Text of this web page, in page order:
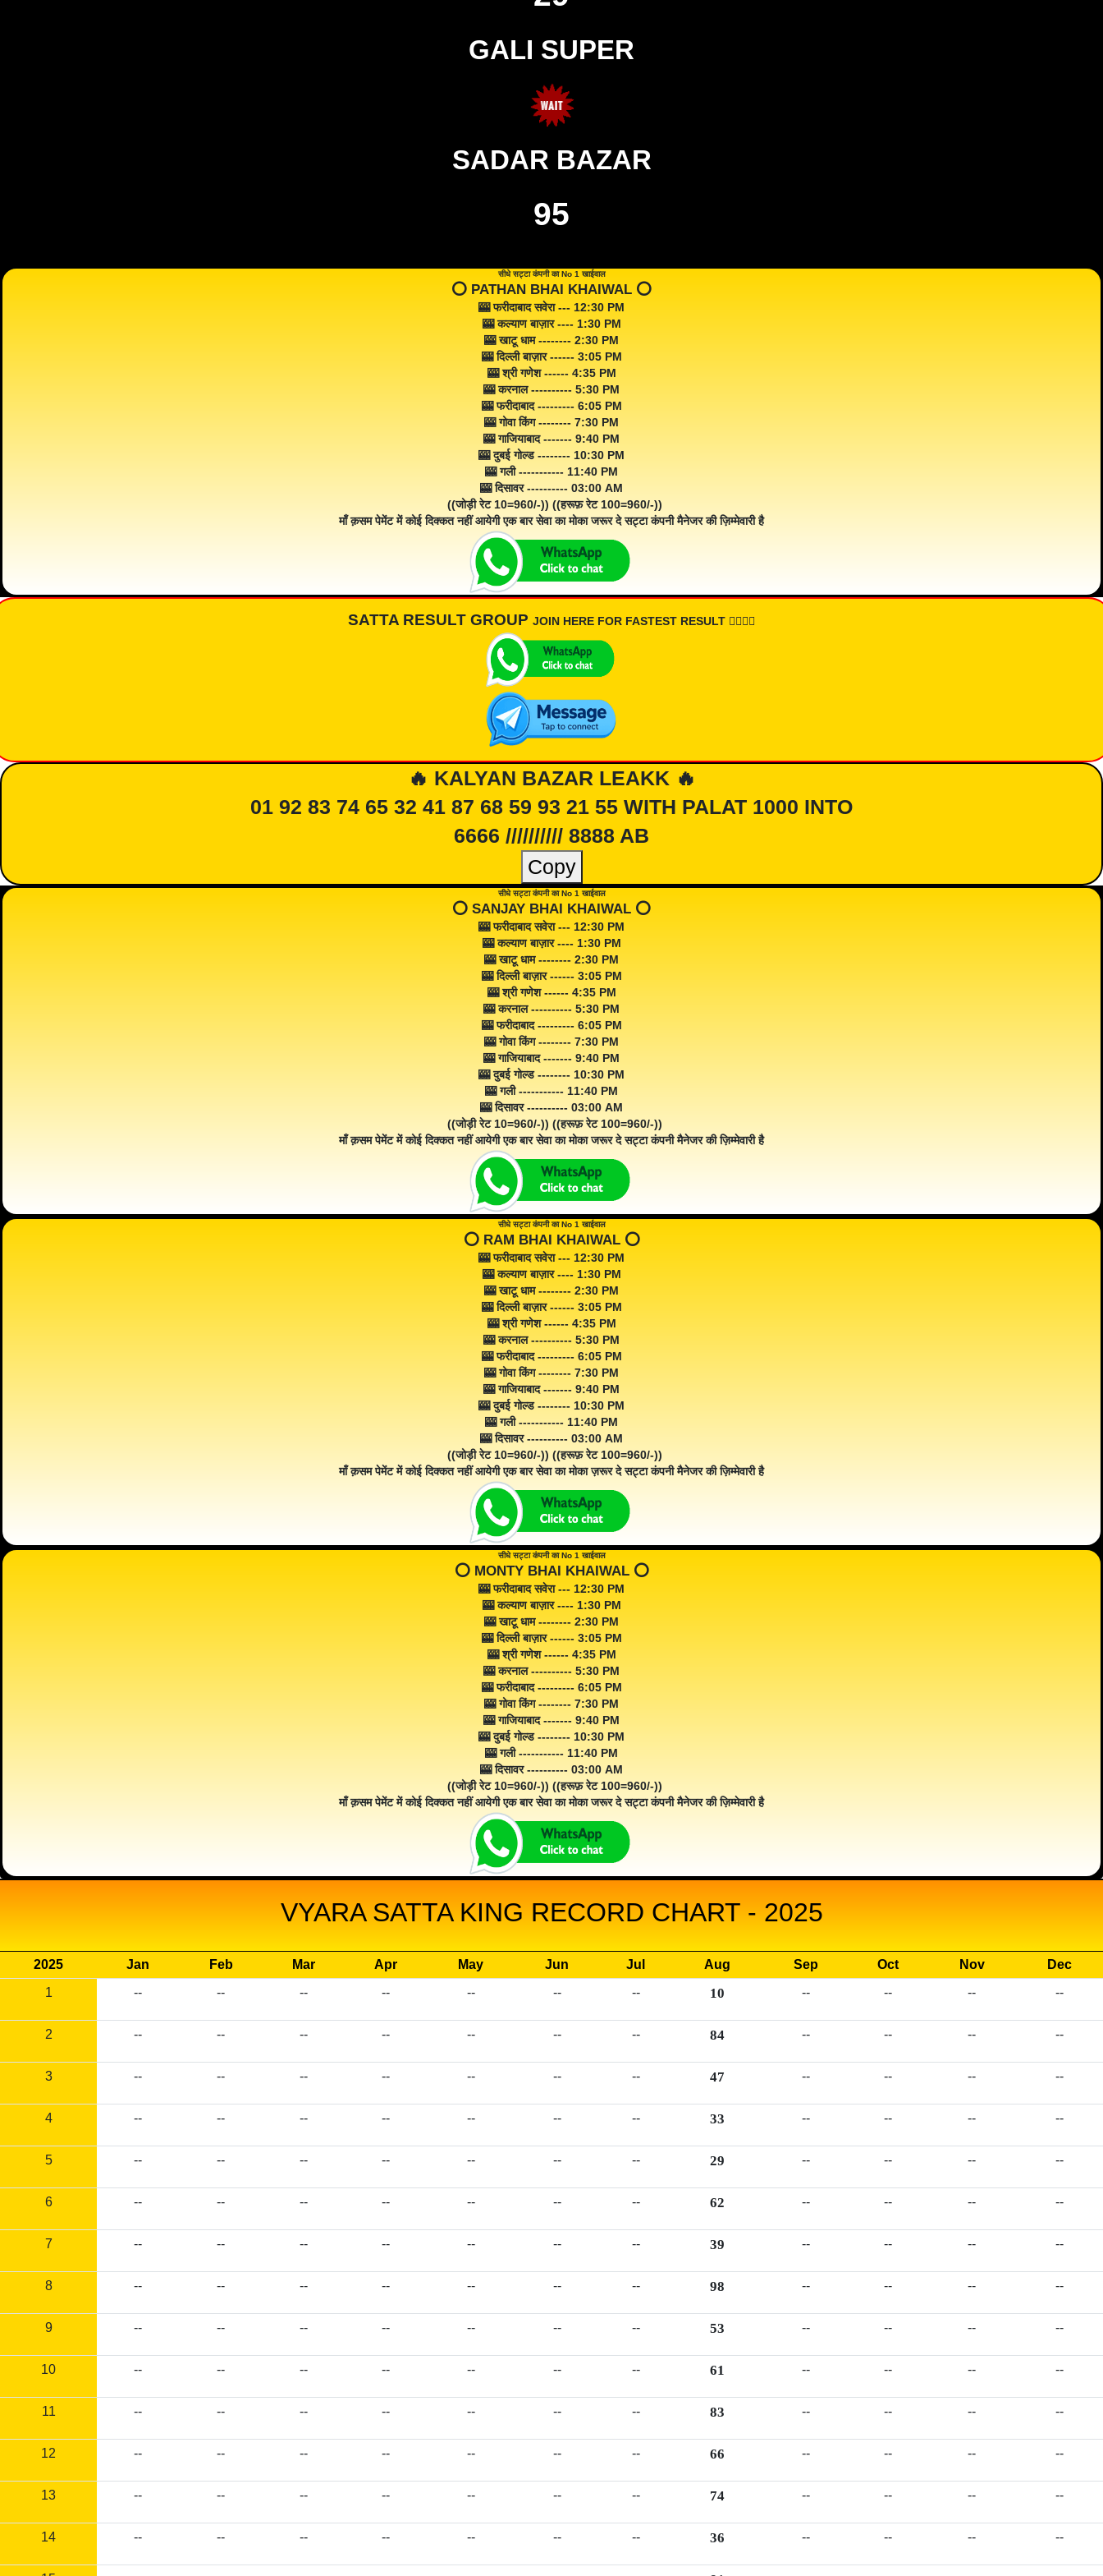
GALI SUPER
SADAR BAZAR
95
सीधे सट्टा कंपनी का No 1 खाईवाल
⭕️ PATHAN BHAI KHAIWAL ⭕️
🎰 फरीदाबाद सवेरा --- 12:30 PM
🎰 कल्याण बाज़ार ---- 1:30 PM
🎰 खाटू धाम -------- 2:30 PM
🎰 दिल्ली बाज़ार ------ 3:05 PM
🎰 श्री गणेश ------ 4:35 PM
🎰 करनाल ---------- 5:30 PM
🎰 फरीदाबाद --------- 6:05 PM
🎰 गोवा किंग -------- 7:30 PM
🎰 गाजियाबाद ------- 9:40 PM
🎰 दुबई गोल्ड -------- 10:30 PM
🎰 गली ----------- 11:40 PM
🎰 दिसावर ---------- 03:00 AM
((जोड़ी रेट 10=960/-)) ((हरूफ़ रेट 100=960/-))
माँ क़सम पेमेंट में कोई दिक्कत नहीं आयेगी एक बार सेवा का मोका जरूर दे सट्टा कंपनी मैनेजर की ज़िम्मेवारी है
SATTA RESULT GROUP JOIN HERE FOR FASTEST RESULT 👇🏾👇🏾
🔥 KALYAN BAZAR LEAKK 🔥
01 92 83 74 65 32 41 87 68 59 93 21 55 WITH PALAT 1000 INTO
6666 ////////// 8888 AB
Copy
सीधे सट्टा कंपनी का No 1 खाईवाल
⭕️ SANJAY BHAI KHAIWAL ⭕️
🎰 फरीदाबाद सवेरा --- 12:30 PM
🎰 कल्याण बाज़ार ---- 1:30 PM
🎰 खाटू धाम -------- 2:30 PM
🎰 दिल्ली बाज़ार ------ 3:05 PM
🎰 श्री गणेश ------ 4:35 PM
🎰 करनाल ---------- 5:30 PM
🎰 फरीदाबाद --------- 6:05 PM
🎰 गोवा किंग -------- 7:30 PM
🎰 गाजियाबाद ------- 9:40 PM
🎰 दुबई गोल्ड -------- 10:30 PM
🎰 गली ----------- 11:40 PM
🎰 दिसावर ---------- 03:00 AM
((जोड़ी रेट 10=960/-)) ((हरूफ़ रेट 100=960/-))
माँ क़सम पेमेंट में कोई दिक्कत नहीं आयेगी एक बार सेवा का मोका जरूर दे सट्टा कंपनी मैनेजर की ज़िम्मेवारी है
सीधे सट्टा कंपनी का No 1 खाईवाल
⭕️ RAM BHAI KHAIWAL ⭕️
🎰 फरीदाबाद सवेरा --- 12:30 PM
🎰 कल्याण बाज़ार ---- 1:30 PM
🎰 खाटू धाम -------- 2:30 PM
🎰 दिल्ली बाज़ार ------ 3:05 PM
🎰 श्री गणेश ------ 4:35 PM
🎰 करनाल ---------- 5:30 PM
🎰 फरीदाबाद --------- 6:05 PM
🎰 गोवा किंग -------- 7:30 PM
🎰 गाजियाबाद ------- 9:40 PM
🎰 दुबई गोल्ड -------- 10:30 PM
🎰 गली ----------- 11:40 PM
🎰 दिसावर ---------- 03:00 AM
((जोड़ी रेट 10=960/-)) ((हरूफ़ रेट 100=960/-))
माँ क़सम पेमेंट में कोई दिक्कत नहीं आयेगी एक बार सेवा का मोका ज़रूर दे सट्टा कंपनी मैनेजर की ज़िम्मेवारी है
सीधे सट्टा कंपनी का No 1 खाईवाल
⭕️ MONTY BHAI KHAIWAL ⭕️
🎰 फरीदाबाद सवेरा --- 12:30 PM
🎰 कल्याण बाज़ार ---- 1:30 PM
🎰 खाटू धाम -------- 2:30 PM
🎰 दिल्ली बाज़ार ------ 3:05 PM
🎰 श्री गणेश ------ 4:35 PM
🎰 करनाल ---------- 5:30 PM
🎰 फरीदाबाद --------- 6:05 PM
🎰 गोवा किंग -------- 7:30 PM
🎰 गाजियाबाद ------- 9:40 PM
🎰 दुबई गोल्ड -------- 10:30 PM
🎰 गली ----------- 11:40 PM
🎰 दिसावर ---------- 03:00 AM
((जोड़ी रेट 10=960/-)) ((हरूफ़ रेट 100=960/-))
माँ क़सम पेमेंट में कोई दिक्कत नहीं आयेगी एक बार सेवा का मोका जरूर दे सट्टा कंपनी मैनेजर की ज़िम्मेवारी है
VYARA SATTA KING RECORD CHART - 2025
2025 Jan Feb Mar Apr May Jun Jul Aug Sep Oct Nov
Dec
1
-- -- -- -- -- -- -- 10 -- -- -- --
2 -- -- -- -- -- -- -- 84 -- -- -- --
3 -- -- -- -- -- -- -- 47 -- -- -- --
4 -- -- -- -- -- -- -- 33 -- -- -- --
5 -- -- -- -- -- -- -- 29 -- -- -- --
6 -- -- -- -- -- -- -- 62 -- -- -- --
7 -- -- -- -- -- -- -- 39 -- -- -- --
8 -- -- -- -- -- -- -- 98 -- -- -- --
9 -- -- -- -- -- -- -- 53 -- -- -- --
10 -- -- -- -- -- -- -- 61 -- -- -- --
11 -- -- -- -- -- -- -- 83 -- -- -- --
12 -- -- -- -- -- -- -- 66 -- -- -- --
13 -- -- -- -- -- -- -- 74 -- -- -- --
14 -- -- -- -- -- -- -- 36 -- -- -- --